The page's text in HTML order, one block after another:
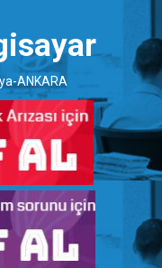
ANKARA